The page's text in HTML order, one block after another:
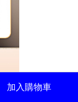
加入購物車